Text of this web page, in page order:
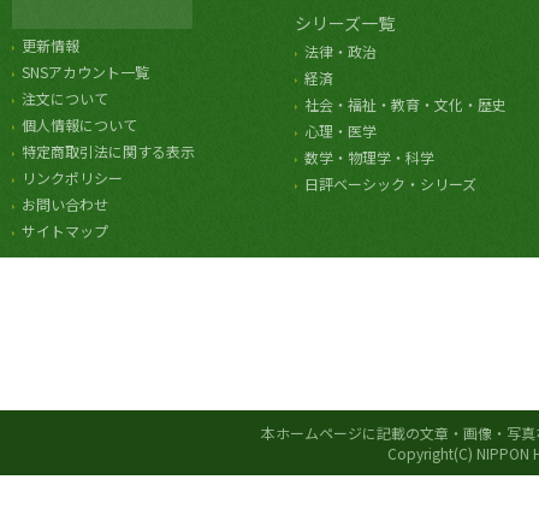
更新情報
SNSアカウント一覧
注文について
個人情報について
特定商取引法に関する表示
リンクポリシー
お問い合わせ
サイトマップ
シリーズ一覧
法律・政治
経済
社会・福祉・教育・文化・歴史
心理・医学
数学・物理学・科学
日評ベーシック・シリーズ
本ホームページに記載の文章・画像・写
Copyright(C) NIPPON